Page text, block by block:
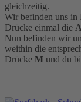
gleichzeitig.
Wir befinden uns in
Drücke einmal die
Nun befinden wir
weithin die
Drücke M und du